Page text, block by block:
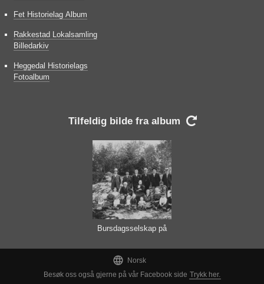
Fet Historielag Album
Rakkestad Lokalsamling
Billedarkiv
Heggedal Historielags
Fotoalbum
Tilfeldig bilde fra album 
Bursdagsselskap på

Norsk
Besøk oss også gjerne på vår Facebook side Trykk her.